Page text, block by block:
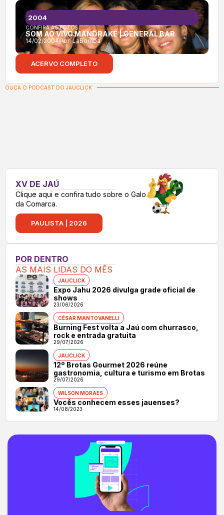
CONFIRA AS FOTOS:
SOM AO VIVO MANDRAKE | GENERAL BAR
14/02/2004Por:LaBomba
2004
ACERVO COMPLETO
OUÇA O PODCAST DO JAUCLICK
XV DE JAÚ
Clique aqui e confira tudo sobre o Galo
da Comarca.
PAULISTA | 2026
POR DENTRO
AS MAIS LIDAS DO MÊS
JAUCLICK
Expo Jahu 2026 divulga grade oficial de
shows
23/06/2026
CÉSAR MANTOVANELLI
Burning Fest volta a Jaú com churrasco,
rock e entrada gratuita
29/07/2026
JAUCLICK
12º Brotas Gourmet 2026 reúne
gastronomia, cultura e turismo em Brotas
29/07/2026
WILSON MORAES
Vocês conhecem esses jauenses?
14/08/2023